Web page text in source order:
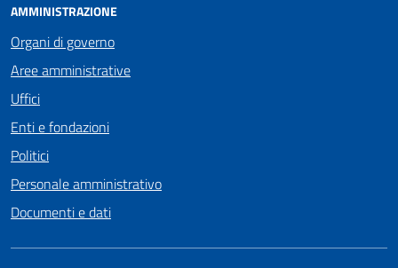
AMMINISTRAZIONE
Organi di governo
Aree amministrative
Uffici
Enti e fondazioni
Politici
Personale amministrativo
Documenti e dati